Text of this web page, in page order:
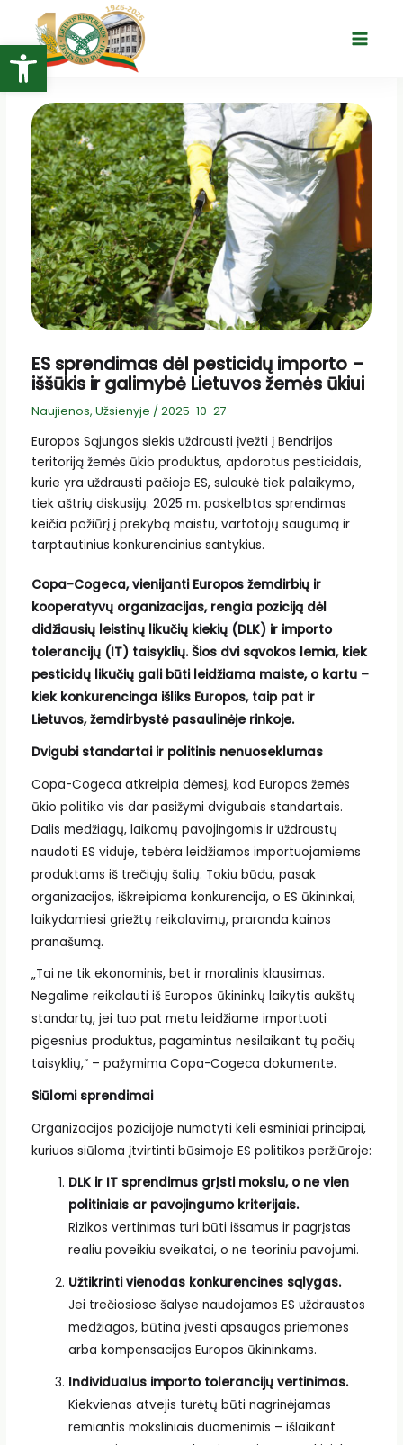
Open toolbar
turinio
Main
ES sprendimas dėl pesticidų importo –
iššūkis ir galimybė Lietuvos žemės ūkiui
Naujienos, Užsienyje / 2025-10-27
Europos Sąjungos siekis uždrausti įvežti į Bendrijos
teritoriją žemės ūkio produktus, apdorotus pesticidais,
kurie yra uždrausti pačioje ES, sulaukė tiek palaikymo,
tiek aštrių diskusijų. 2025 m. paskelbtas sprendimas
keičia požiūrį į prekybą maistu, vartotojų saugumą ir
tarptautinius konkurencinius santykius.
Copa-Cogeca, vienijanti Europos žemdirbių ir
kooperatyvų organizacijas, rengia poziciją dėl
didžiausių leistinų likučių kiekių (DLK) ir importo
tolerancijų (IT) taisyklių. Šios dvi sąvokos lemia, kiek
pesticidų likučių gali būti leidžiama maiste, o kartu –
kiek konkurencinga išliks Europos, taip pat ir
Lietuvos, žemdirbystė pasaulinėje rinkoje.
Dvigubi standartai ir politinis nenuoseklumas
Copa-Cogeca atkreipia dėmesį, kad Europos žemės
ūkio politika vis dar pasižymi dvigubais standartais.
Dalis medžiagų, laikomų pavojingomis ir uždraustų
naudoti ES viduje, tebėra leidžiamos importuojamiems
produktams iš trečiųjų šalių. Tokiu būdu, pasak
organizacijos, iškreipiama konkurencija, o ES ūkininkai,
laikydamiesi griežtų reikalavimų, praranda kainos
pranašumą.
„Tai ne tik ekonominis, bet ir moralinis klausimas.
Negalime reikalauti iš Europos ūkininkų laikytis aukštų
standartų, jei tuo pat metu leidžiame importuoti
pigesnius produktus, pagamintus nesilaikant tų pačių
taisyklių,“ – pažymima Copa-Cogeca dokumente.
Siūlomi sprendimai
Organizacijos pozicijoje numatyti keli esminiai principai,
kuriuos siūloma įtvirtinti būsimoje ES politikos peržiūroje:
DLK ir IT sprendimus grįsti mokslu, o ne vien
politiniais ar pavojingumo kriterijais.
Rizikos vertinimas turi būti išsamus ir pagrįstas
realiu poveikiu sveikatai, o ne teoriniu pavojumi.
Užtikrinti vienodas konkurencines sąlygas.
Jei trečiosiose šalyse naudojamos ES uždraustos
medžiagos, būtina įvesti apsaugos priemones
arba kompensacijas Europos ūkininkams.
Individualus importo tolerancijų vertinimas.
Kiekvienas atvejis turėtų būti nagrinėjamas
remiantis moksliniais duomenimis – išlaikant